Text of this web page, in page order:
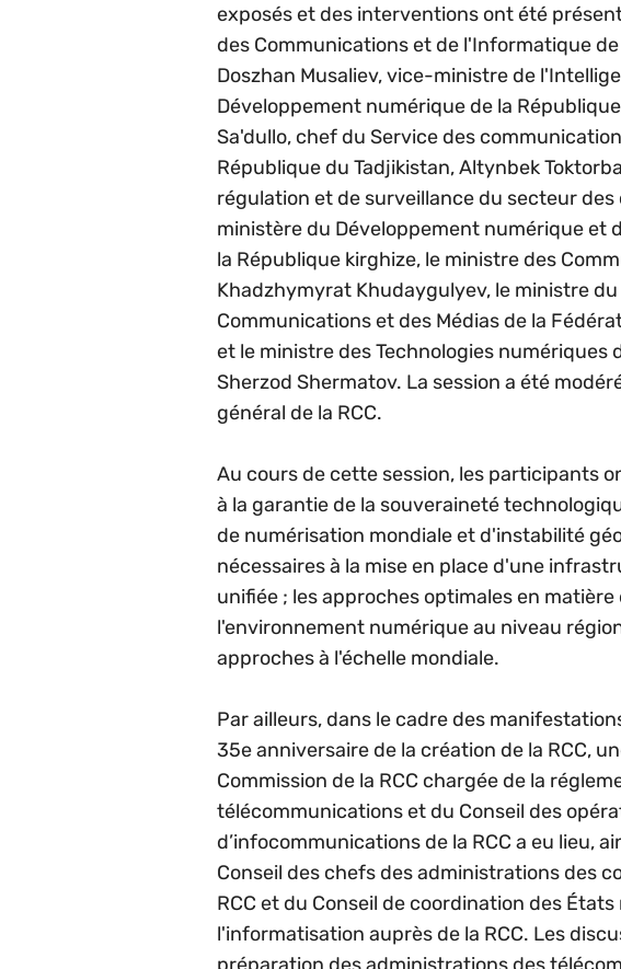
exposés et des interventions ont été
des Communications et de l'Informatique
Doszhan Musaliev, vice-ministre de
Développement numérique de la
Sa'dullo, chef du Service des
République du Tadjikistan, Altynbek
régulation et de surveillance du secteur
ministère du Développement numérique et
la République kirghize, le ministre des
Khadzhymyrat Khudaygulyev, le ministre
Communications et des Médias de la
et le ministre des Technologies numériques
Sherzod Shermatov. La session a été
général de la RCC.
Au cours de cette session, les participants
à la garantie de la souveraineté
de numérisation mondiale et d'instabilité
nécessaires à la mise en place d'une
unifiée ; les approches optimales en
l'environnement numérique au niveau
approches à l'échelle mondiale.
Par ailleurs, dans le cadre des
35e anniversaire de la création de la RCC,
Commission de la RCC chargée de la
télécommunications et du Conseil des
d’infocommunications de la RCC a eu lieu,
Conseil des chefs des administrations des
RCC et du Conseil de coordination des
l'informatisation auprès de la RCC. Les
préparation des administrations des